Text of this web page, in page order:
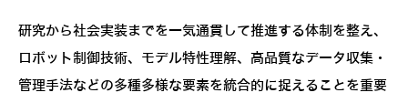
研究から社会実装までを一気通貫して推進する体制を整え、
ロボット制御技術、モデル特性理解、高品質なデータ収集・
管理手法などの多種多様な要素を統合的に捉えることを重要